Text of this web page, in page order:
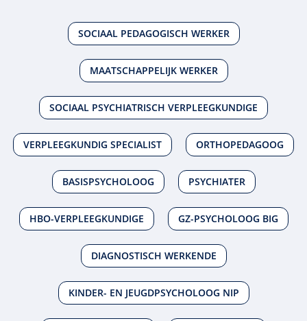
SOCIAAL PEDAGOGISCH WERKER
MAATSCHAPPELIJK WERKER
SOCIAAL PSYCHIATRISCH VERPLEEGKUNDIGE
VERPLEEGKUNDIG SPECIALIST ORTHOPEDAGOOG
BASISPSYCHOLOOG PSYCHIATER
HBO-VERPLEEGKUNDIGE GZ-PSYCHOLOOG BIG
DIAGNOSTISCH WERKENDE
KINDER- EN JEUGDPSYCHOLOOG NIP